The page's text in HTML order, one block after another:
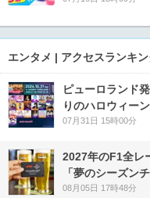
エンタメ | アクセスランキ
ピューロランド
りのハロウィー
07月31日 15時00分
2027年のF1全レ
「夢のシーズン
08月05日 17時48分